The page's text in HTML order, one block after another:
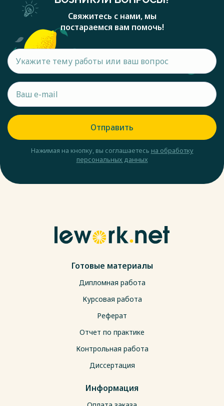
Свяжитесь с нами, мы
постараемся вам помочь!
Отправить
Нажимая на кнопку, вы соглашаетесь на обработку
персональных данных
Готовые материалы
Дипломная работа
Курсовая работа
Реферат
Отчет по практике
Контрольная работа
Диссертация
Информация